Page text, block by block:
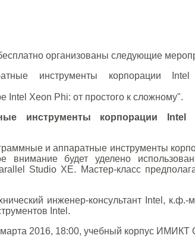
организованы следующие
инструменты корпорации
Intel Xeon Phi: от простого к сложному".
инструменты корпорации
и аппаратные инструменты
внимание будет уделено
Studio XE. Мастер-класс
инженер-консультант Intel,
Intel.
2016, 18:00, учебный корпус ИМИКТ